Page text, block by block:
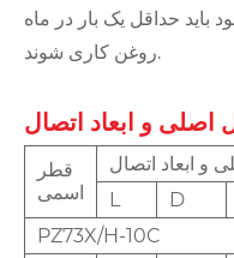
باید حداقل یک بار در ماه
روغن کاری شوند.
اصلی و ابعاد اتصال
قطر
اسمی
و ابعاد اتصال
L
D
PZ73X/H-10C